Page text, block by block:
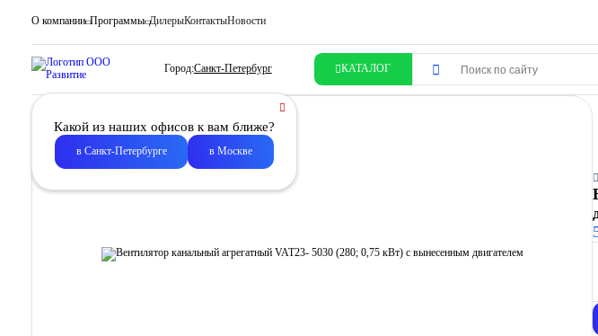
О компании Программы ДилерыКонтактыНовости
Город:Санкт-Петербург КАТАЛОГ
Какой из наших офисов к вам ближе?
в Санкт-Петербурге в Москве